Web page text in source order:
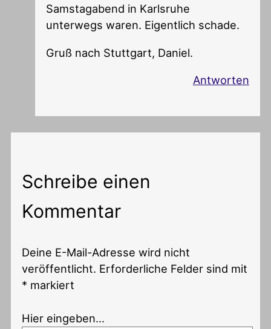
Samstagabend in Karlsruhe
unterwegs waren. Eigentlich schade.
Gruß nach Stuttgart, Daniel.
Antworten
Schreibe einen
Kommentar
Deine E-Mail-Adresse wird nicht
veröffentlicht. Erforderliche Felder sind mit
* markiert
Hier eingeben…